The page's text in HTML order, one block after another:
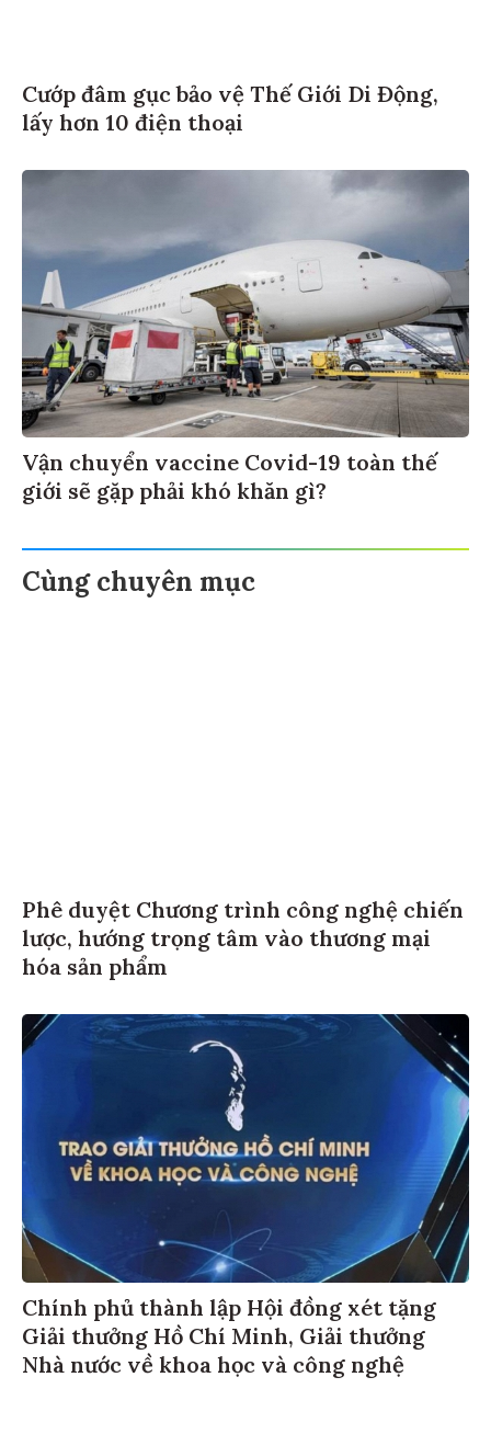
Cướp đâm gục bảo vệ Thế Giới Di Động,
lấy hơn 10 điện thoại
Vận chuyển vaccine Covid-19 toàn thế
giới sẽ gặp phải khó khăn gì?
Cùng chuyên mục
Phê duyệt Chương trình công nghệ chiến
lược, hướng trọng tâm vào thương mại
hóa sản phẩm
Chính phủ thành lập Hội đồng xét tặng
Giải thưởng Hồ Chí Minh, Giải thưởng
Nhà nước về khoa học và công nghệ